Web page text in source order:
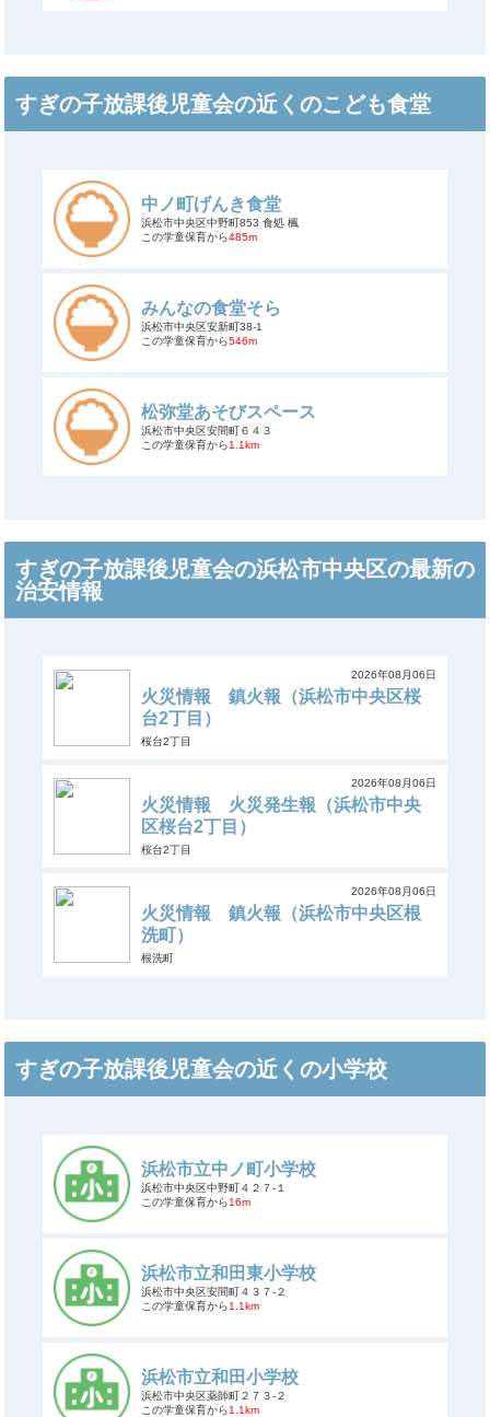
すぎの子放課後児童会の近くのこども食堂
中ノ町げんき食堂
浜松市中央区中野町853 食処 楓
この学童保育から485m
みんなの食堂そら
浜松市中央区安新町38-1
この学童保育から546m
松弥堂あそびスペース
浜松市中央区安間町６４３
この学童保育から1.1km
すぎの子放課後児童会の浜松市中央区の最新の
治安情報
2026年08月06日
火災情報 鎮火報（浜松市中央区桜
台2丁目）
桜台2丁目
2026年08月06日
火災情報 火災発生報（浜松市中央
区桜台2丁目）
桜台2丁目
2026年08月06日
火災情報 鎮火報（浜松市中央区根
洗町）
根洗町
すぎの子放課後児童会の近くの小学校
浜松市立中ノ町小学校
浜松市中央区中野町４２７-１
この学童保育から16m
浜松市立和田東小学校
浜松市中央区安間町４３７-２
この学童保育から1.1km
浜松市立和田小学校
浜松市中央区薬師町２７３-２
この学童保育から1.1km